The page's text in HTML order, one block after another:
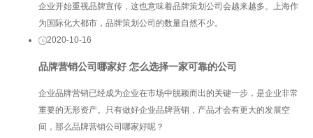
企业开始重视品牌宣传，这也意味着品牌策划公司会越来越多。上海作
为国际化大都市，品牌策划公司的数量自然不少。
2020-10-16
品牌营销公司哪家好 怎么选择一家可靠的公司
企业品牌营销已经成为企业在市场中脱颖而出的关键一步，是企业非常
重要的无形资产。只有做好企业品牌营销，产品才会有更大的发展空
间，那么品牌营销公司哪家好呢？